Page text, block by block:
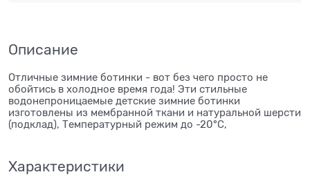
Описание
Отличные зимние ботинки - вот без чего просто не
обойтись в холодное время года! Эти стильные
водонепроницаемые детские зимние ботинки
изготовлены из мембранной ткани и натуральной шерсти
(подклад), Температурный режим до -20°C,
Характеристики